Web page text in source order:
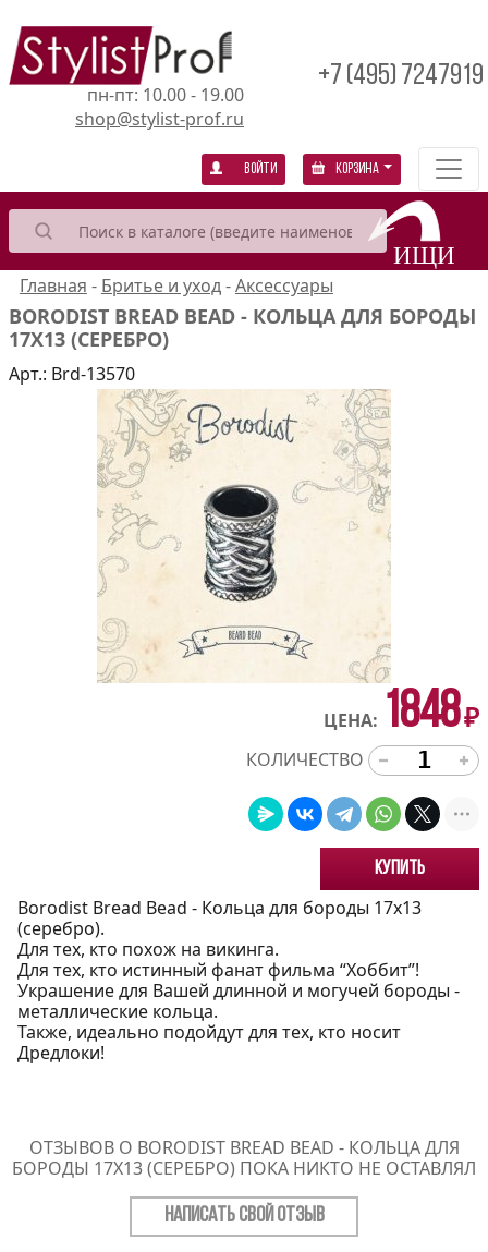
пн-пт: 10.00 - 19.00
shop@stylist-prof.ru
+7 (495) 7247919
Войти Корзина
Главная - Бритье и уход-Аксессуары
BORODIST BREAD BEAD - КОЛЬЦА ДЛЯ БОРОДЫ
17X13 (СЕРЕБРО)
Арт.: Brd-13570
ЦЕНА: 1848₽
КОЛИЧЕСТВО
Купить
Borodist Bread Bead - Кольца для бороды 17x13
(серебро).
Для тех, кто похож на викинга.
Для тех, кто истинный фанат фильма “Хоббит”!
Украшение для Вашей длинной и могучей бороды -
металлические кольца.
Также, идеально подойдут для тех, кто носит
Дредлоки!
ОТЗЫВОВ О BORODIST BREAD BEAD - КОЛЬЦА ДЛЯ
БОРОДЫ 17X13 (СЕРЕБРО) ПОКА НИКТО НЕ ОСТАВЛЯЛ
НАПИСАТЬ СВОЙ ОТЗЫВ